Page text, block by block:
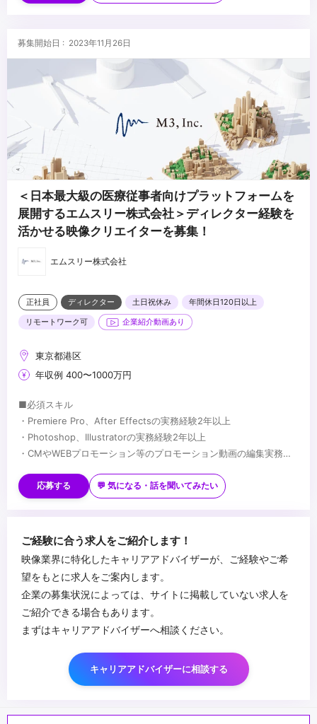
・顧客の要件を理解し自らアイデアを生み出し制作できる方
・クライアントとの直接的なコミュニケーションを厭わず、自ら交
・職種の異なる社内外のメンバーとともに協力し合い仕事ができる
方
【求めるソフトウェアスキル】
・Adobe Premire（MUST）
・Adobe After Effects（MUST）
ンテンツ、メディアアートに関する知識・実務経験
・撮影に関する知識・実務経験
■求める人物像
験型コンテンツにも興味のある方
・イベントや人と人が出会う場づくりが好きな方
・何にでも自分なりの楽しみを見つけ、主体的に取り組める方
・型に固執せず、柔軟に対応し、新しい物を生み出していける方
・プロフェッショナルとして、業務や業績への責任感が強い方
・複雑な情報を整理し適切にアウトプットできる方
募集開始日 : 2023年11月26日
＜日本最大級の医療従事者向けプラットフォームを
展開するエムスリー株式会社＞ディレクター経験を
活かせる映像クリエイターを募集！
エムスリー株式会社
正社員 ディレクター 土日祝休み
年間休日120日以上
リモートワーク可
企業紹介動画あり
東京都港区
年収例 400〜1000万円
■必須スキル
・Premiere Pro、After Effectsの実務経験2年以上
・Photoshop、Illustratorの実務経験2年以上
・CMやWEBプロモーション等のプロモーション動画の編集実務経
・マーケターやデザイナーと共に協力しつつ、目標達成のためへの
主体的に動ける行動力とコミュニケーション能力
★映像制作において何らかの強みや得意領域をお持ちの方
・動画コンテンツの制作ディレクションの経験
・解析ツールを用いた定量データなどインサイトを捉えたクリエイ
・映像制作会社勤務の経験
...
応募する 💬 気になる・話を聞いてみたい
ご経験に合う求人をご紹介します！
映像業界に特化したキャリアアドバイザーが、ご経験やご希
望をもとに求人をご案内します。
企業の募集状況によっては、サイトに掲載していない求人を
ご紹介できる場合もあります。
まずはキャリアアドバイザーへ相談ください。
キャリアアドバイザーに相談する